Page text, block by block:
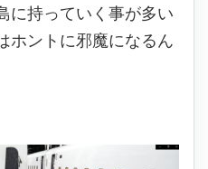
に持っていく事が多い
ホントに邪魔になるん